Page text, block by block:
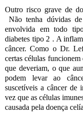
Outro risco grave de
Não tenha dúvidas
envolvida em todo
diabetes tipo 2 . A
câncer. Como o Dr.
certas células
que deveriam, o que
podem levar ao
suscetíveis a câncer de
vez que as células
causada pela doença